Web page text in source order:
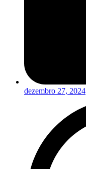
dezembro 27, 2024